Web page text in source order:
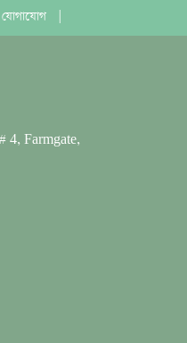
যোগাযোগ
4, Farmgate,